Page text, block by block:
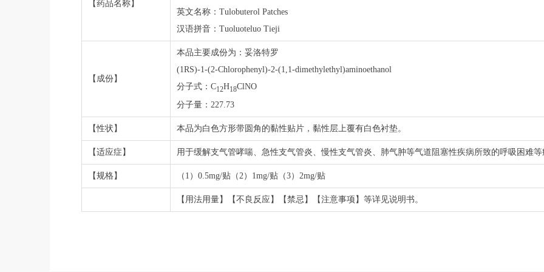
【药品名称】
英文名称：Tulobuterol Patches
汉语拼音：Tuoluoteluo Tieji
【成份】
本品主要成份为：妥洛特罗
(1RS)-1-(2-Chlorophenyl)-2-(1,1-dimethylethyl)aminoethanol
分子式：C12H18ClNO
分子量：227.73
【性状】 本品为白色方形带圆角的黏性贴片，黏性层上覆有白色衬垫。
【适应症】 用于缓解支气管哮喘、急性支气管炎、慢性支气管炎、肺气肿等气道阻塞性疾病所致的呼吸困难
【规格】 （1）0.5mg/贴（2）1mg/贴（3）2mg/贴
【用法用量】【不良反应】【禁忌】【注意事项】等详见说明书。